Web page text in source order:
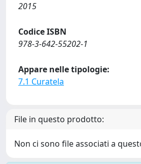
2015
Codice ISBN
978-3-642-55202-1
Appare nelle tipologie:
7.1 Curatela
File in questo prodotto:
Non ci sono file associati a